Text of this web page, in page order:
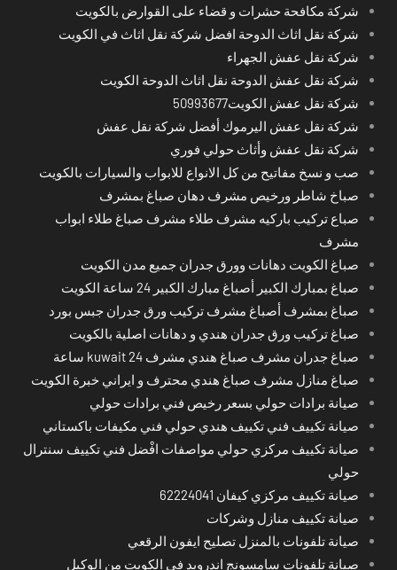
شركة مكافحة حشرات و قضاء على القوارض بالكويت
شركة نقل اثاث الدوحة افضل شركة نقل اثاث في الكويت
شركة نقل عفش الجهراء
شركة نقل عفش الدوحة نقل اثاث الدوحة الكويت
شركة نقل عفش الكويت50993677
شركة نقل عفش اليرموك أفضل شركة نقل عفش
شركة نقل عفش وأثاث حولي فوري
صب و نسخ مفاتيح من كل الانواع للابواب والسيارات بالكويت
صباخ شاطر ورخيص مشرف دهان صباغ بمشرف
صباع تركيب باركيه مشرف طلاء مشرف صباغ طلاء ابواب
مشرف
صباغ الكويت دهانات وورق جدران جميع مدن الكويت
صباغ بمبارك الكبير أصباغ مبارك الكبير 24 ساعة الكويت
صباغ بمشرف أصباغ مشرف تركيب ورق جدران جبس بورد
صباغ تركيب ورق جدران هندي و دهانات اصلية بالكويت
صباغ جدران مشرف صباغ هندي مشرف kuwait 24 ساعة
صباغ منازل مشرف صباغ هندي محترف و ايراني خبرة الكويت
صيانة برادات حولي بسعر رخيص فني برادات حولي
صيانة تكييف فني تكييف هندي حولي فني مكيفات باكستاني
صيانة تكييف مركزي حولي مواصفات افْضل فني تكييف سنترال
حولي
صيانة تكييف مركزي كيفان 62224041
صيانة تكييف منازل وشركات
صيانة تلفونات بالمنزل تصليح ايفون الرقعي
صيانة تلفونات سامسونج اندرويد في الكويت من الوكيل